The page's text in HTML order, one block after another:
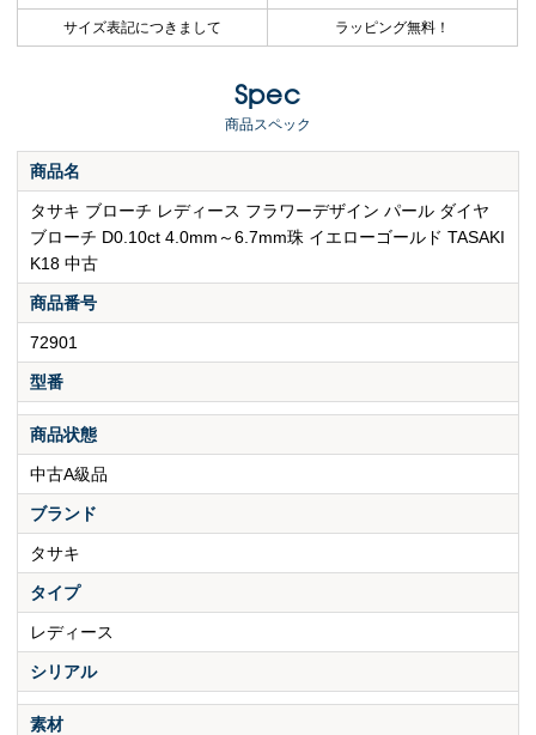
サイズ表記につきまして ラッピング無料！
Spec
商品スペック
商品名
タサキ ブローチ レディース フラワーデザイン パール ダイヤ
ブローチ D0.10ct 4.0mm～6.7mm珠 イエローゴールド TASAKI
K18 中古
商品番号
72901
型番
商品状態
中古A級品
ブランド
タサキ
タイプ
レディース
シリアル
素材